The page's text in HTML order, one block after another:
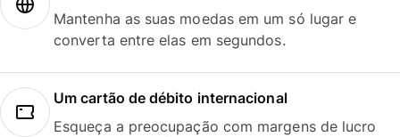
Mantenha as suas moedas em um só lugar e
converta entre elas em segundos.
Um cartão de débito internacional
Esqueça a preocupação com margens de lucro